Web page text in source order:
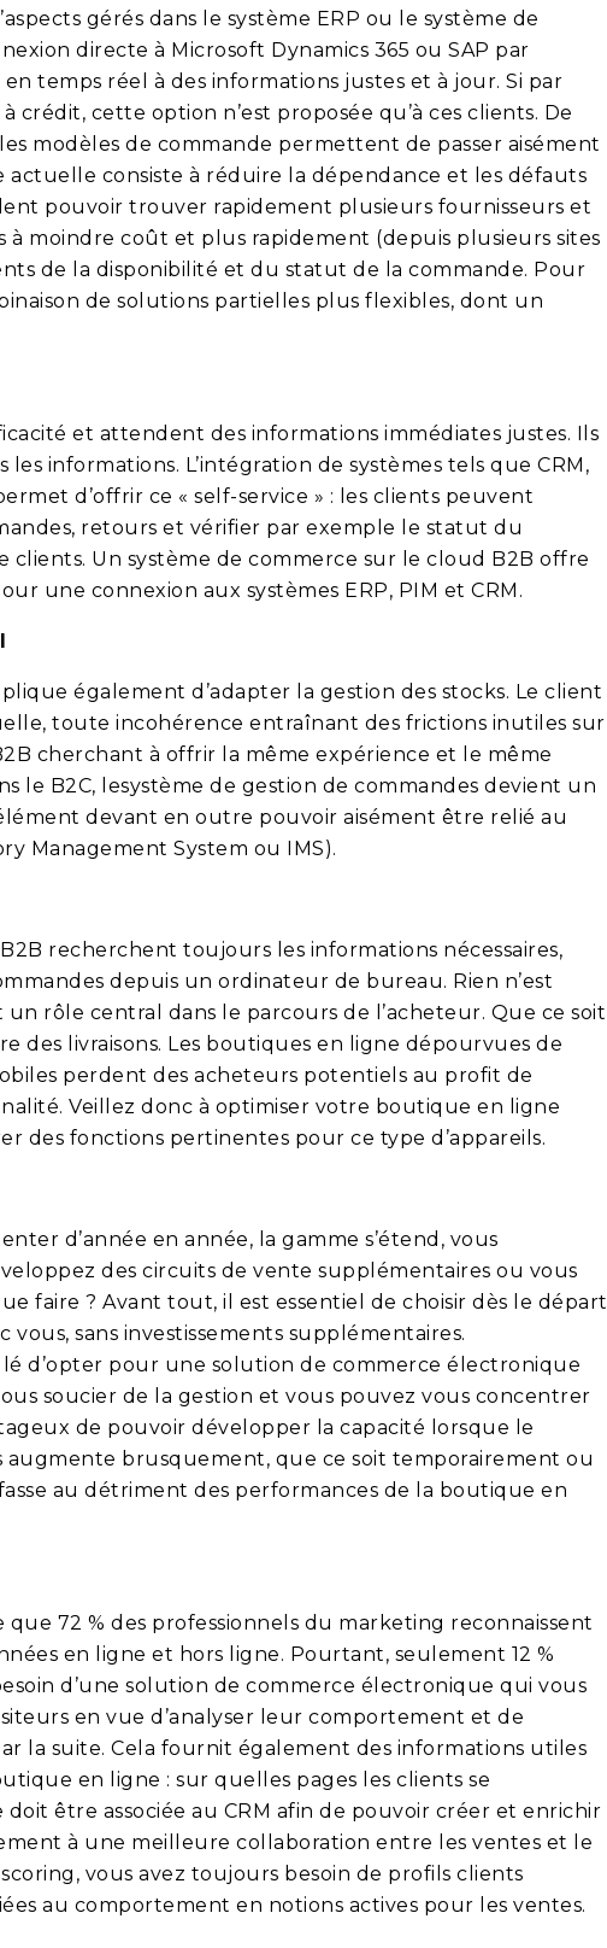
gérés dans le système ERP ou le système de
directe à Microsoft Dynamics 365 ou SAP par
temps réel à des informations justes et à jour. Si par
cette option n’est proposée qu’à ces clients. De
modèles de commande permettent de passer aisément
actuelle consiste à réduire la dépendance et les défauts
pouvoir trouver rapidement plusieurs fournisseurs et
à moindre coût et plus rapidement (depuis plusieurs sites
de la disponibilité et du statut de la commande. Pour
de solutions partielles plus flexibles, dont un
et attendent des informations immédiates justes. Ils
informations. L’intégration de systèmes tels que CRM,
d’offrir ce « self-service » : les clients peuvent
retours et vérifier par exemple le statut du
clients. Un système de commerce sur le cloud B2B offre
une connexion aux systèmes ERP, PIM et CRM.
également d’adapter la gestion des stocks. Le client
toute incohérence entraînant des frictions inutiles sur
cherchant à offrir la même expérience et le même
le B2C, lesystème de gestion de commandes devient un
devant en outre pouvoir aisément être relié au
Management System ou IMS).
recherchent toujours les informations nécessaires,
depuis un ordinateur de bureau. Rien n’est
rôle central dans le parcours de l’acheteur. Que ce soit
des livraisons. Les boutiques en ligne dépourvues de
perdent des acheteurs potentiels au profit de
Veillez donc à optimiser votre boutique en ligne
des fonctions pertinentes pour ce type d’appareils.
d’année en année, la gamme s’étend, vous
des circuits de vente supplémentaires ou vous
faire ? Avant tout, il est essentiel de choisir dès le départ
sans investissements supplémentaires.
d’opter pour une solution de commerce électronique
soucier de la gestion et vous pouvez vous concentrer
de pouvoir développer la capacité lorsque le
augmente brusquement, que ce soit temporairement ou
au détriment des performances de la boutique en
72 % des professionnels du marketing reconnaissent
en ligne et hors ligne. Pourtant, seulement 12 %
d’une solution de commerce électronique qui vous
en vue d’analyser leur comportement et de
la suite. Cela fournit également des informations utiles
en ligne : sur quelles pages les clients se
être associée au CRM afin de pouvoir créer et enrichir
à une meilleure collaboration entre les ventes et le
vous avez toujours besoin de profils clients
au comportement en notions actives pour les ventes.